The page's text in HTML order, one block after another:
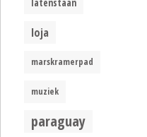
latenstaan
loja
marskramerpad
muziek
paraguay